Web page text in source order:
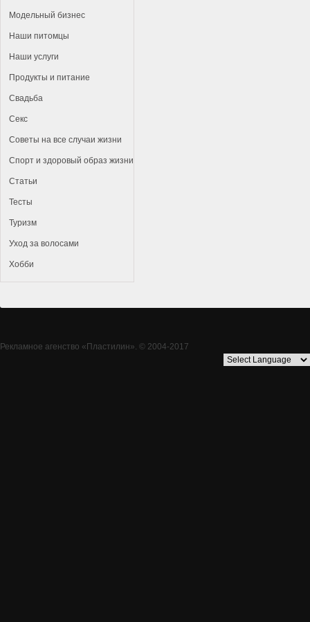
Модельный бизнес
Наши питомцы
Наши услуги
Продукты и питание
Свадьба
Секс
Советы на все случаи жизни
Спорт и здоровый образ жизни
Статьи
Тесты
Туризм
Уход за волосами
Хобби
Рекламное агенство «Пластилин» . © 2004-2017